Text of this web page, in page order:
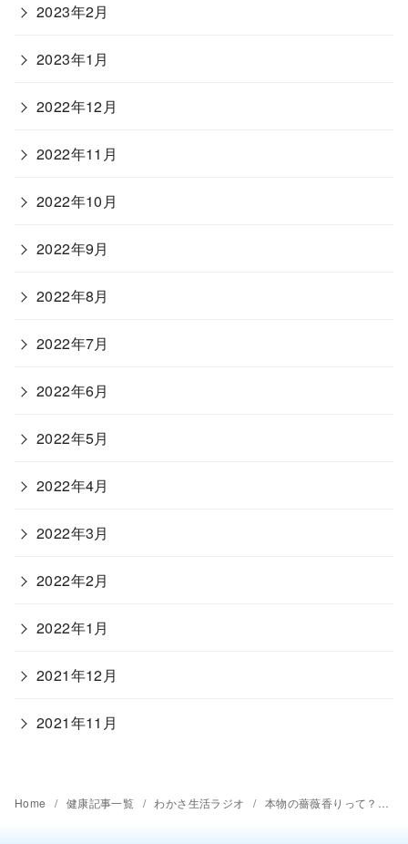
2023年2月
2023年1月
2022年12月
2022年11月
2022年10月
2022年9月
2022年8月
2022年7月
2022年6月
2022年5月
2022年4月
2022年3月
2022年2月
2022年1月
2021年12月
2021年11月
Home 健康記事一覧 わかさ生活ラジオ 本物の薔薇香りって？【第75回放送内容】